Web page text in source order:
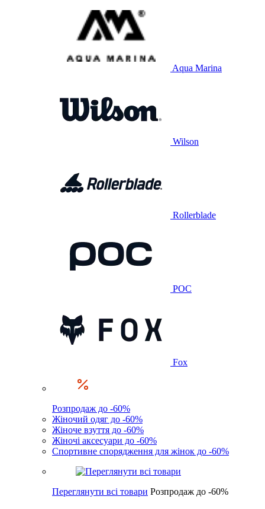
Aqua Marina
Wilson
Rollerblade
POC
Fox
Розпродаж до -60%
Жіночий одяг до -60%
Жіноче взуття до -60%
Жіночі аксесуари до -60%
Спортивне спорядження для жінок до -60%
Переглянути всі товари Розпродаж до -60%